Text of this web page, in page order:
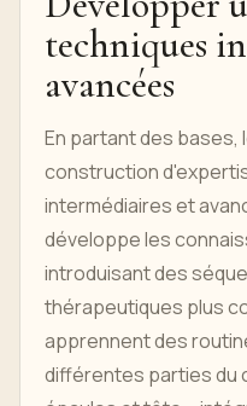
techniques
avancées
En partant des bases,
construction
intermédiaires et
développe les
introduisant des
thérapeutiques plus
apprennent des
différentes parties du